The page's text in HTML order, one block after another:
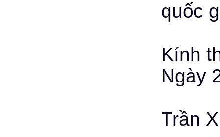
quốc
Kính
Ngày
Trần